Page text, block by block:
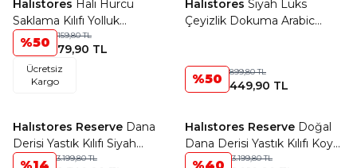
Favorilere Ekle
Halıstores Halı Hurcu
Saklama Kılıfı Yolluk
(32x93cm) Hava Geçiren-
Pvc Pencereli-Sağlam
Kumaşlı Siyah
%50 159,80TL
79,90 TL
Ücretsiz
Kargo
Favorilere Ekle
Halıstores Siyah Lüks
Çeyizlik Dokuma Arabic
%50 899,80TL
449,90 TL
Favorilere Ekle
Halıstores Reserve Dana
Derisi Yastık Kılıfı Siyah
Beyaz
3.199,80TL
Favorilere Ekle
Halıstores Reserve Doğal
Dana Derisi Yastık Kılıfı Koyu
Kahve
3.199,80TL